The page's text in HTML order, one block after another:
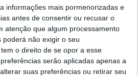
informações mais pormenorizadas e
antes de consentir ou recusar o
atenção que algum processamento
poderá não exigir o seu
o direito de se opor a esse
serão aplicadas apenas a
suas preferências ou retirar seu